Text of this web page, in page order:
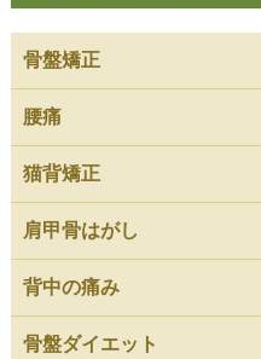
骨盤矯正
腰痛
猫背矯正
肩甲骨はがし
背中の痛み
骨盤ダイエット